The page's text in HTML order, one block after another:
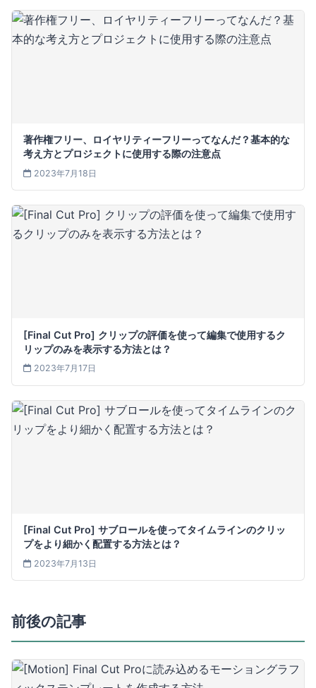
著作権フリー、ロイヤリティーフリーってなんだ？基本的な
考え方とプロジェクトに使用する際の注意点
2023年7月18日
[Final Cut Pro] クリップの評価を使って編集で使用するク
リップのみを表示する方法とは？
2023年7月17日
[Final Cut Pro] サブロールを使ってタイムラインのクリッ
プをより細かく配置する方法とは？
2023年7月13日
前後の記事